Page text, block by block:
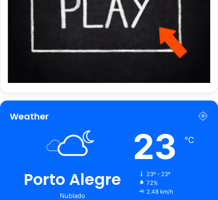
Weather
Porto Alegre
Nublado
23 ℃
23º - 23º
72%
2.48 km/h